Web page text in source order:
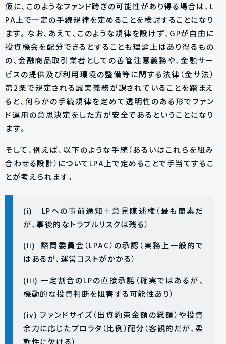
仮に、このようなファンド跨ぎの可能性があり得る場合は、L
PA上で一定の手続規律を定めることを検討することになり
ます。なお、あえて、このような規律を設けず、GPが自由に
投資機会を配分できるとすることも理論上はあり得るもの
の、金融商品取引業者としての善管注意義務や、金融サー
ビスの提供及び利用環境の整備等に関する法律（金サ法）
第2条で規定される誠実義務が課されていることを踏まえ
ると、何らかの手続規律を定めて透明性のある形でファン
ド運用の意思決定をした方が安全であるということになり
ます。
そして、例えば、以下のような手続（あるいはこれらを組み
合わせる設計）についてLPA上で定めることで手当てするこ
とが考えられます。
(i) LPへの事前通知＋意見陳述権（最も簡素だ
が、事後的なトラブルリスクは残る）
(ii) 諮問委員会（LPAC）の承認（実務上一般的で
はあるが、運営コストがかかる）
(iii) 一定割合のLPの直接承諾（確実ではあるが、
機動的な投資判断を阻害する可能性あり）
(iv) ファンドサイズ（出資約束金額の総額）や投資
余力に応じたプロラタ（比例）配分（客観的だが、柔